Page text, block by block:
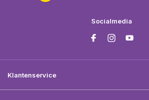
Socialmedia
Klantenservice